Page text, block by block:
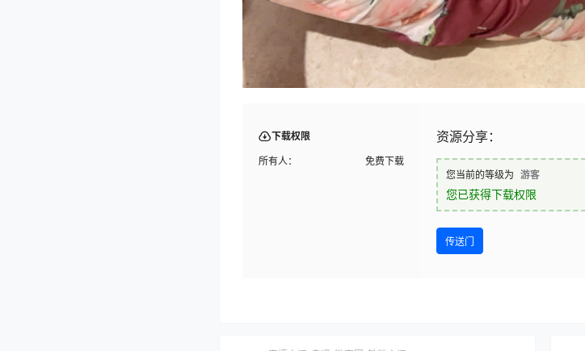
下载权限
所有人： 免费下载
资源分享：
您当前的等级为 游客
您已获得下载权限
传送门